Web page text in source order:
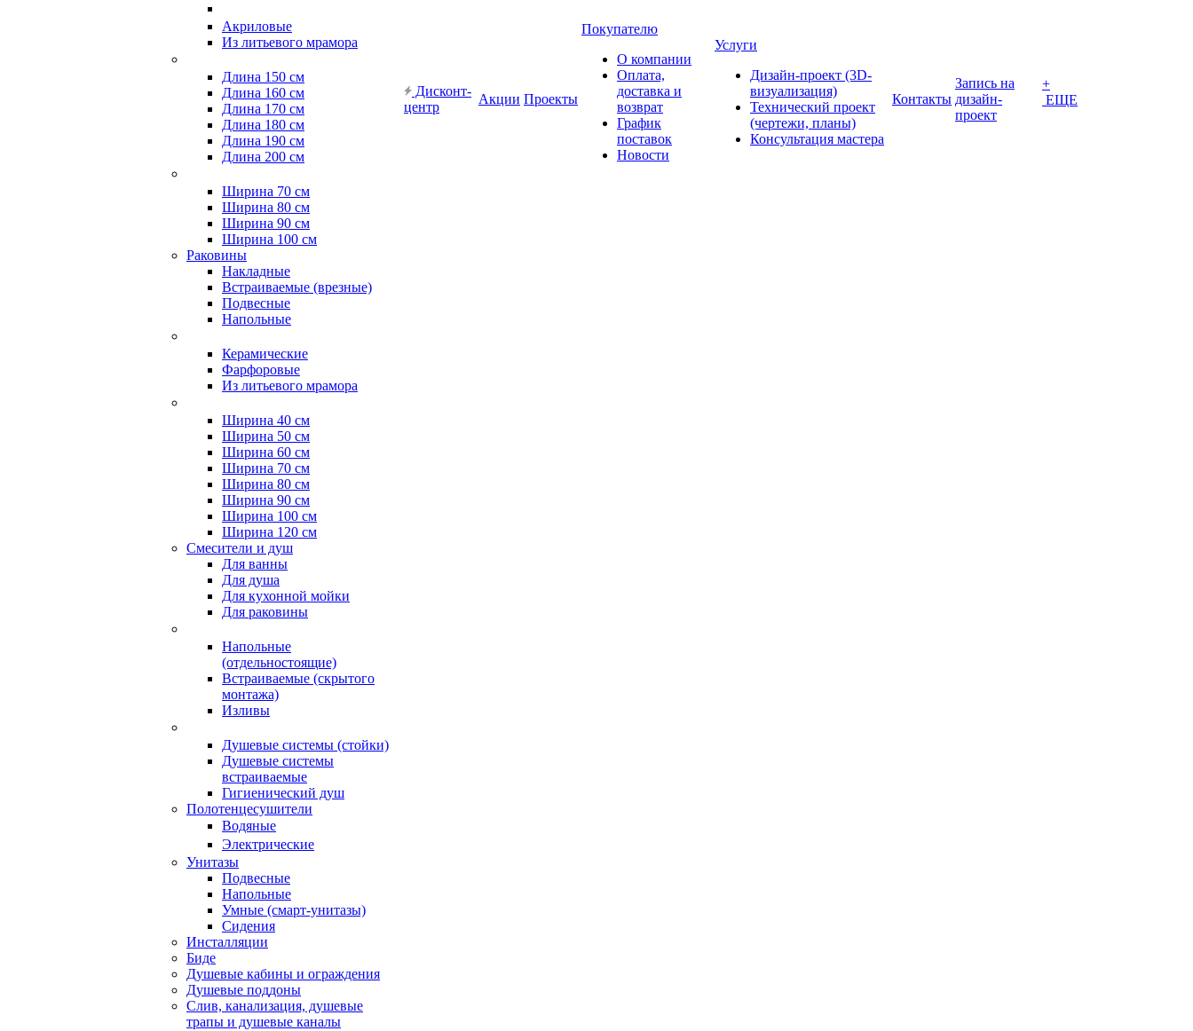
Акриловые
Из литьевого мрамора
Длина 150 см
Длина 160 см
Длина 170 см
Длина 180 см
Длина 190 см
Длина 200 см
Ширина 70 см
Ширина 80 см
Ширина 90 см
Ширина 100 см
Раковины
Накладные
Встраиваемые (врезные)
Подвесные
Напольные
Керамические
Фарфоровые
Из литьевого мрамора
Ширина 40 см
Ширина 50 см
Ширина 60 см
Ширина 70 см
Ширина 80 см
Ширина 90 см
Ширина 100 см
Ширина 120 см
Смесители и душ
Для ванны
Для душа
Для кухонной мойки
Для раковины
Напольные
(отдельностоящие)
Встраиваемые (скрытого
монтажа)
Изливы
Душевые системы (стойки)
Душевые системы
встраиваемые
Гигиенический душ
Полотенцесушители
ㅤВодяные
ㅤЭлектрические
Унитазы
Подвесные
Напольные
Умные (смарт-унитазы)
Сидения
Инсталляции
Биде
Душевые кабины и ограждения
Душевые поддоны
Слив, канализация, душевые
трапы и душевые каналы
Дисконт-
центр
Акции Проекты
Покупателю
О компании
Оплата,
доставка и
возврат
График
поставок
Новости
Услуги
Дизайн-проект (3D-
визуализация)
Технический проект
(чертежи, планы)
Консультация мастера
Контакты
Запись на
дизайн-
проект
+
ЕЩЕ